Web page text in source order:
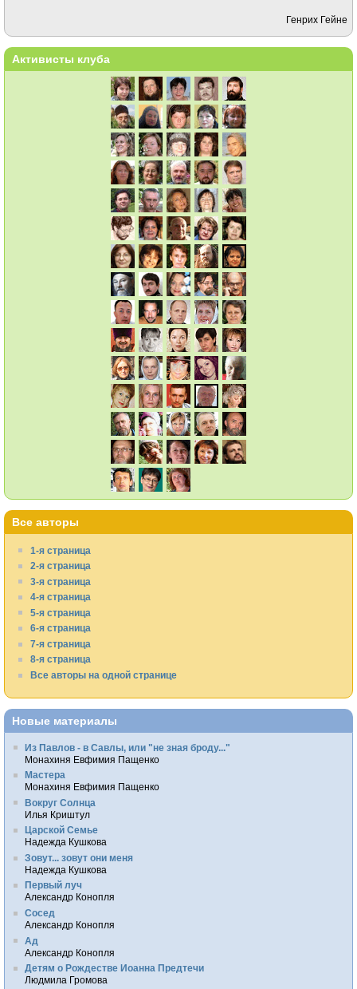
Генрих Гейне
Активисты клуба
Все авторы
1-я страница
2-я страница
3-я страница
4-я страница
5-я страница
6-я страница
7-я страница
8-я страница
Все авторы на одной странице
Новые материалы
Из Павлов - в Савлы, или "не зная броду..."
Монахиня Евфимия Пащенко
Мастера
Монахиня Евфимия Пащенко
Вокруг Солнца
Илья Криштул
Царской Семье
Надежда Кушкова
Зовут... зовут они меня
Надежда Кушкова
Первый луч
Александр Конопля
Сосед
Александр Конопля
Ад
Александр Конопля
Детям о Рождестве Иоанна Предтечи
Людмила Громова